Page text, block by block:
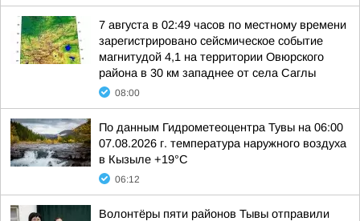
7 августа в 02:49 часов по местному времени
зарегистрировано сейсмическое событие
магнитудой 4,1 на территории Овюрского
района в 30 км западнее от села Саглы
08:00
По данным Гидрометеоцентра Тувы на 06:00
07.08.2026 г. температура наружного воздуха
в Кызыле +19°С
06:12
Волонтёры пяти районов Тывы отправили